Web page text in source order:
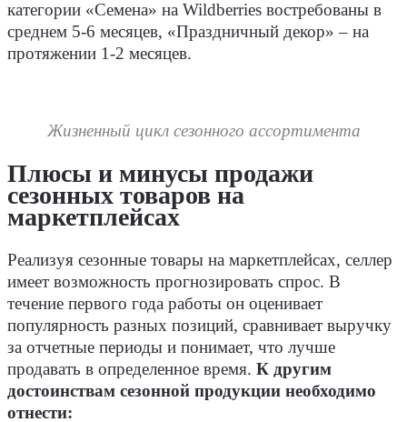
категории «Семена» на Wildberries востребованы в
среднем 5-6 месяцев, «Праздничный декор» – на
протяжении 1-2 месяцев.
Жизненный цикл сезонного ассортимента
Плюсы и минусы продажи
сезонных товаров на
маркетплейсах
Реализуя сезонные товары на маркетплейсах, селлер
имеет возможность прогнозировать спрос. В
течение первого года работы он оценивает
популярность разных позиций, сравнивает выручку
за отчетные периоды и понимает, что лучше
продавать в определенное время. К другим
достоинствам сезонной продукции необходимо
отнести: